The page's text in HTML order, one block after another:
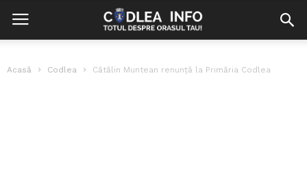
Acasă Codlea Cătălin Muntean renunță la Primăria Codlea